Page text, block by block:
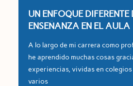
UN ENFOQUE DIFERENTE
ENSEÑANZA EN EL AULA
A lo largo de mi carrera como
he aprendido muchas cosas
experiencias, vividas en colegios
varios